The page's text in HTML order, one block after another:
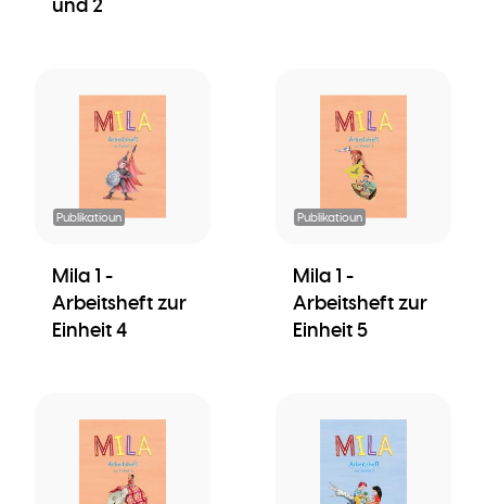
Publikatioun
Mila 1 -
Arbeitsheft zur
Einheit 4
Publikatioun
Mila 1 -
Arbeitsheft zur
Einheit 5